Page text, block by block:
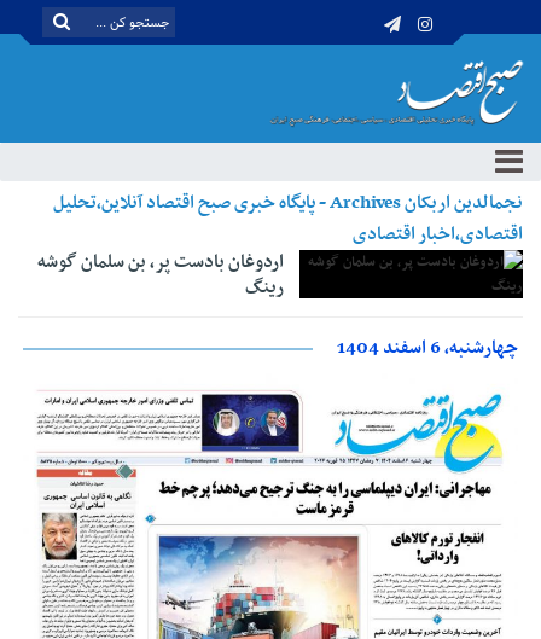
نجمالدین اربکان Archives - پایگاه خبری صبح اقتصاد آنلاین،تحلیل
اقتصادی،اخبار اقتصادی
اردوغان بادست پر، بن سلمان گوشه
رینگ
چهارشنبه، 6 اسفند 1404